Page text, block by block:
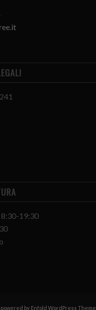
8:30-19:30
powered by Enfold WordPress Theme